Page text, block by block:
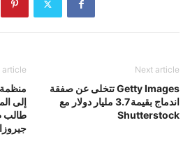
article
إلى
طالب
Next article
Getty Images تتخلى عن صفقة
اندماج بقيمة 3.7 مليار دولار مع
Shutterstock